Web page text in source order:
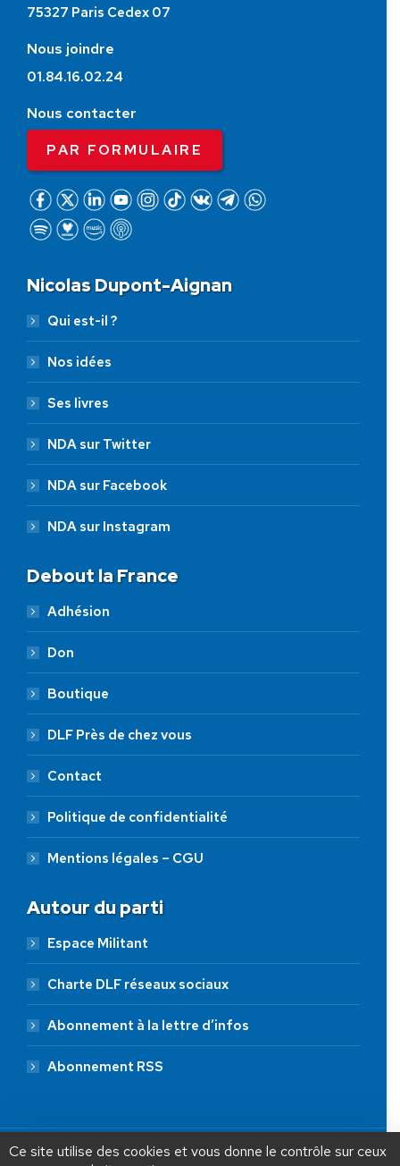
75327 Paris Cedex 07
Nous joindre
01.84.16.02.24
Nous contacter
PAR FORMULAIRE
Nicolas Dupont-Aignan
Qui est-il ?
Nos idées
Ses livres
NDA sur Twitter
NDA sur Facebook
NDA sur Instagram
Debout la France
Adhésion
Don
Boutique
DLF Près de chez vous
Contact
Politique de confidentialité
Mentions légales – CGU
Autour du parti
Espace Militant
Charte DLF réseaux sociaux
Abonnement à la lettre d’infos
Abonnement RSS
JE FAIS UN DON À DLF
Ce site utilise des cookies et vous donne le contrôle sur ceux